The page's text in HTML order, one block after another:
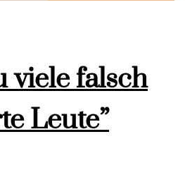
viele falsch
Leute”